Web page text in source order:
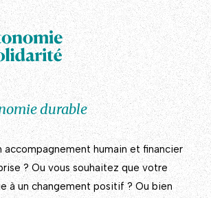
durable
accompagnement humain et financier
? Ou vous souhaitez que votre
à un changement positif ? Ou bien